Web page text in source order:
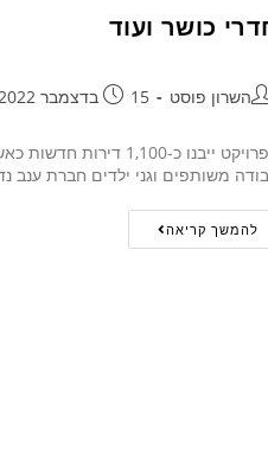
כושר ועוד
השרון פוסט 15 בדצמבר 2022
בפרויקט ייבנו כ-
משותפים וגני ילדים חברת ענב
להמשך קריאה